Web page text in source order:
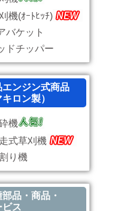
機(ｵｰﾄﾋｯﾁ)
バケット
ドチッパー
エンジン式商品
キロン製）
機
式草刈機
り機
品・商品・
ス